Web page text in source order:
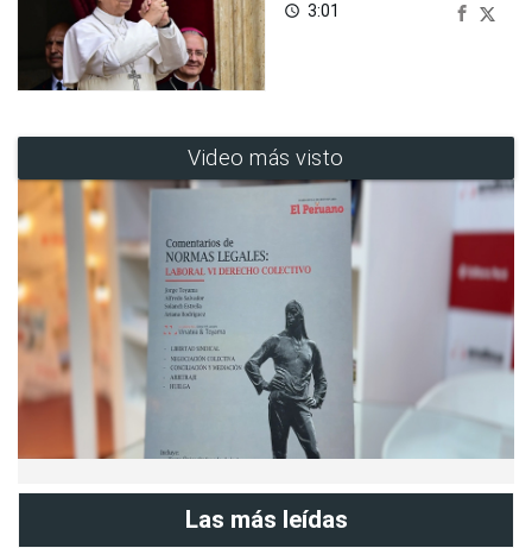
access_time 3:01
Video más visto
Las más leídas